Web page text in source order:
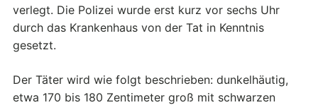
verlegt. Die Polizei wurde erst kurz vor sechs Uhr
durch das Krankenhaus von der Tat in Kenntnis
gesetzt.
Der Täter wird wie folgt beschrieben: dunkelhäutig,
etwa 170 bis 180 Zentimeter groß mit schwarzen